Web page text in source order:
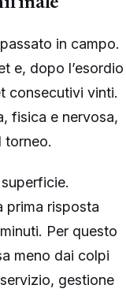
in campo.
e, dopo l’esordio
consecutivi vinti.
fisica e nervosa,
torneo.
prima risposta
Per questo
meno dai colpi
gestione